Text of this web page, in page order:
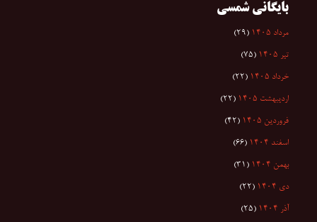
بایگانی شمسی
مرداد ۱۴۰۵ (۲۹)
تیر ۱۴۰۵ (۷۵)
خرداد ۱۴۰۵ (۲۲)
اردیبهشت ۱۴۰۵ (۲۲)
فروردین ۱۴۰۵ (۴۲)
اسفند ۱۴۰۴ (۶۶)
بهمن ۱۴۰۴ (۳۱)
دی ۱۴۰۴ (۲۲)
آذر ۱۴۰۴ (۲۵)